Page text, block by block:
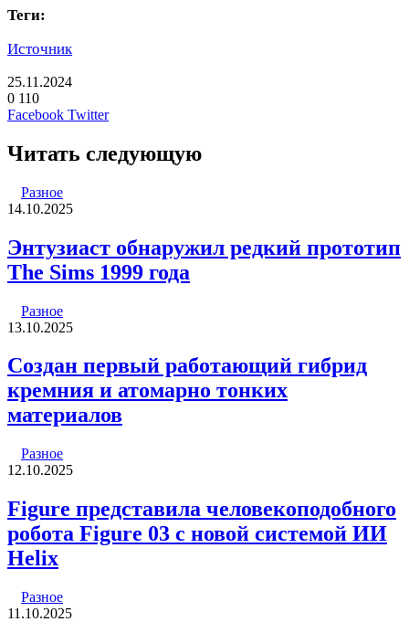
Теги:
Источник
25.11.2024
0 110
Facebook TwitterLinkedIn
Pinterest
Вконтакте
Одноклассники
Skype
WhatsApp
Telegram
Viber
Читать следующую
Разное
14.10.2025
Энтузиаст обнаружил редкий прототип
The Sims 1999 года
Разное
13.10.2025
Создан первый работающий гибрид
кремния и атомарно тонких
материалов
Разное
12.10.2025
Figure представила человекоподобного
робота Figure 03 с новой системой ИИ
Helix
Разное
11.10.2025